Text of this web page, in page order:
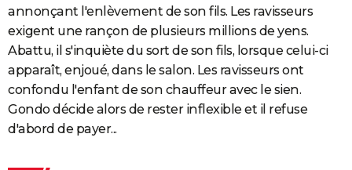
S'inscrire
Se connecter
Primaires
Universités
Entreprises
Service militaire
Avis de recherche
AVIS DE DÉCÈS
FORUM
Bricolage
Lifestyle
Culture
Sport
Auto
Television
Voyage
Cinema
annonçant l'enlèvement de son fils. Les ravisseurs
exigent une rançon de plusieurs millions de yens.
Abattu, il s'inquiète du sort de son fils, lorsque celui-ci
apparaît, enjoué, dans le salon. Les ravisseurs ont
confondu l'enfant de son chauffeur avec le sien.
Gondo décide alors de rester inflexible et il refuse
d'abord de payer...